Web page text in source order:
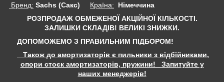
Бренд: Sachs (Сакс) Країна: Німеччина
РОЗПРОДАЖ ОБМЕЖЕНОЇ АКЦІЙНОЇ КІЛЬКОСТІ.
ЗАЛИШКИ СКЛАДІВ! ВЕЛИКІ ЗНИЖКИ.
ДОПОМОЖЕМО З ПРАВИЛЬНИМ ПІДБОРОМ!
Також до амортизаторів є пильники з відбійниками,
опори стоєк амортизаторів, пружини! Запитуйте у
наших менеджерів!